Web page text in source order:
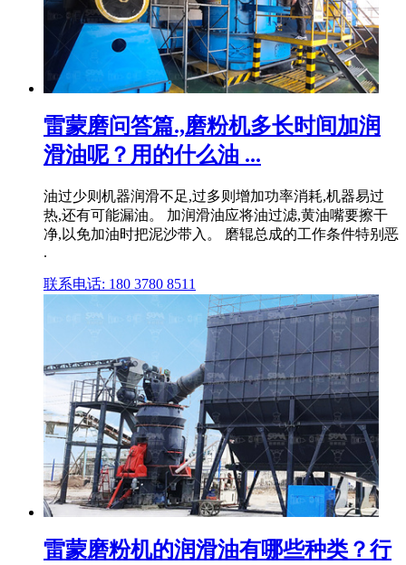
雷蒙磨问答篇.,磨粉机多长时间加润
滑油呢？用的什么油 ...
油过少则机器润滑不足,过多则增加功率消耗,机器易过
热,还有可能漏油。 加润滑油应将油过滤,黄油嘴要擦干
净,以免加油时把泥沙带入。 磨辊总成的工作条件特别恶
.
联系电话: 180 3780 8511
雷蒙磨粉机的润滑油有哪些种类？行